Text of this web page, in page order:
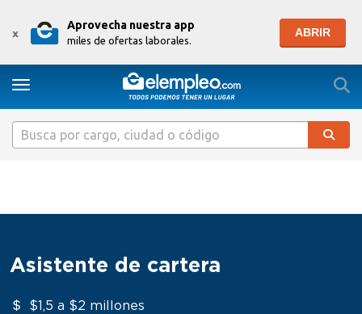
x
Aprovecha nuestra app
miles de ofertas laborales.
ABRIR
Toggle navigation
Asistente de cartera
$1,5 a $2 millones